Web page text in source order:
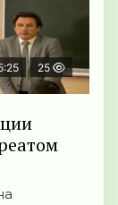
25